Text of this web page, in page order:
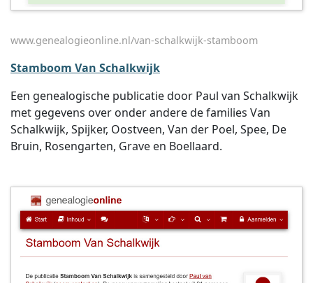
www.genealogieonline.nl/van-schalkwijk-stamboom
Stamboom Van Schalkwijk
Een genealogische publicatie door Paul van Schalkwijk
met gegevens over onder andere de families Van
Schalkwijk, Spijker, Oostveen, Van der Poel, Spee, De
Bruin, Rosengarten, Grave en Boellaard.